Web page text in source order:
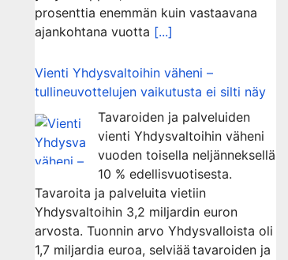
prosenttia enemmän kuin vastaavana
ajankohtana vuotta [...]
Vienti Yhdysvaltoihin väheni –
tullineuvottelujen vaikutusta ei silti näy
Tavaroiden ja palveluiden
vienti Yhdysvaltoihin väheni
vuoden toisella neljänneksellä
10 % edellisvuotisesta.
Tavaroita ja palveluita vietiin
Yhdysvaltoihin 3,2 miljardin euron
arvosta. Tuonnin arvo Yhdysvalloista oli
1,7 miljardia euroa, selviää tavaroiden ja